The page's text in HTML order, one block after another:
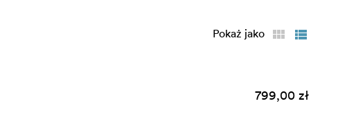
Pokaż jako
799,00 zł